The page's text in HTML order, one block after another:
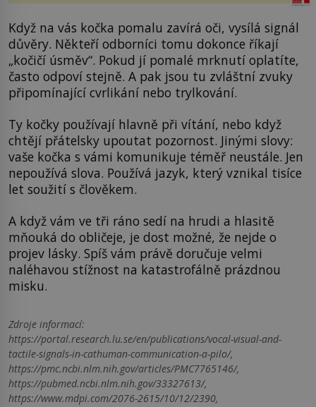
Když na vás kočka pomalu zavírá oči, vysílá signál
důvěry. Někteří odborníci tomu dokonce říkají
„kočičí úsměv“. Pokud jí pomalé mrknutí oplatíte,
často odpoví stejně. A pak jsou tu zvláštní zvuky
připomínající cvrlikání nebo trylkování.
Ty kočky používají hlavně při vítání, nebo když
chtějí přátelsky upoutat pozornost. Jinými slovy:
vaše kočka s vámi komunikuje téměř neustále. Jen
nepoužívá slova. Používá jazyk, který vznikal tisíce
let soužití s člověkem.
A když vám ve tři ráno sedí na hrudi a hlasitě
mňouká do obličeje, je dost možné, že nejde o
projev lásky. Spíš vám právě doručuje velmi
naléhavou stížnost na katastrofálně prázdnou
misku.
Zdroje informací:
https://portal.research.lu.se/en/publications/vocal-visual-and-
tactile-signals-in-cathuman-communication-a-pilo/,
https://pmc.ncbi.nlm.nih.gov/articles/PMC7765146/,
https://pubmed.ncbi.nlm.nih.gov/33327613/,
https://www.mdpi.com/2076-2615/10/12/2390,